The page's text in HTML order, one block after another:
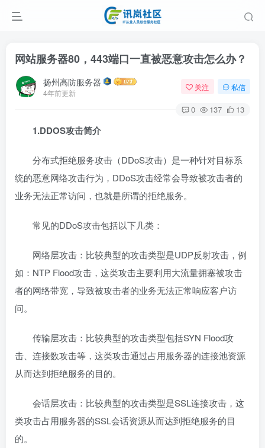
网站服务器80，443端口一直被恶意攻击怎么办？
扬州高防服务器
4年前更新
关注 私信
0 137 13
1.DDOS攻击简介
分布式拒绝服务攻击（DDoS攻击）是一种针对目标系
统的恶意网络攻击行为，DDoS攻击经常会导致被攻击者的
业务无法正常访问，也就是所谓的拒绝服务。
常见的DDoS攻击包括以下几类：
网络层攻击：比较典型的攻击类型是UDP反射攻击，例
如：NTP Flood攻击，这类攻击主要利用大流量拥塞被攻击
者的网络带宽，导致被攻击者的业务无法正常响应客户访
问。
传输层攻击：比较典型的攻击类型包括SYN Flood攻
击、连接数攻击等，这类攻击通过占用服务器的连接池资源
从而达到拒绝服务的目的。
会话层攻击：比较典型的攻击类型是SSL连接攻击，这
类攻击占用服务器的SSL会话资源从而达到拒绝服务的目
的。